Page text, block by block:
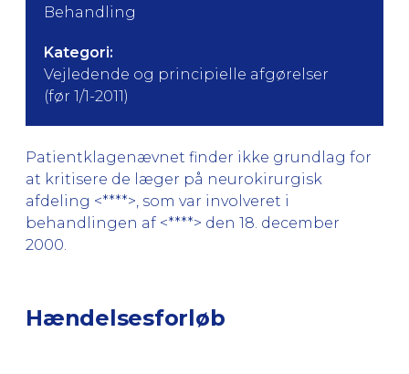
Behandling
Kategori:
Vejledende og principielle afgørelser
(før 1/1-2011)
Patientklagenævnet finder ikke grundlag for
at kritisere de læger på neurokirurgisk
afdeling <****>, som var involveret i
behandlingen af <****> den 18. december
2000.
Hændelsesforløb